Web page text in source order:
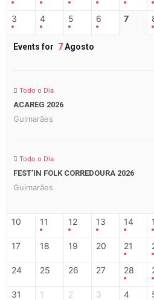
3 4 5 6 7
Events for 7Agosto
Todo o Dia
ACAREG 2026
Guimarães
Todo o Dia
FEST’IN FOLK CORREDOURA 2026
Guimarães
10 11 12 13 14
17 18 19 20 21
24 25 26 27 28
31 1 2 3 4